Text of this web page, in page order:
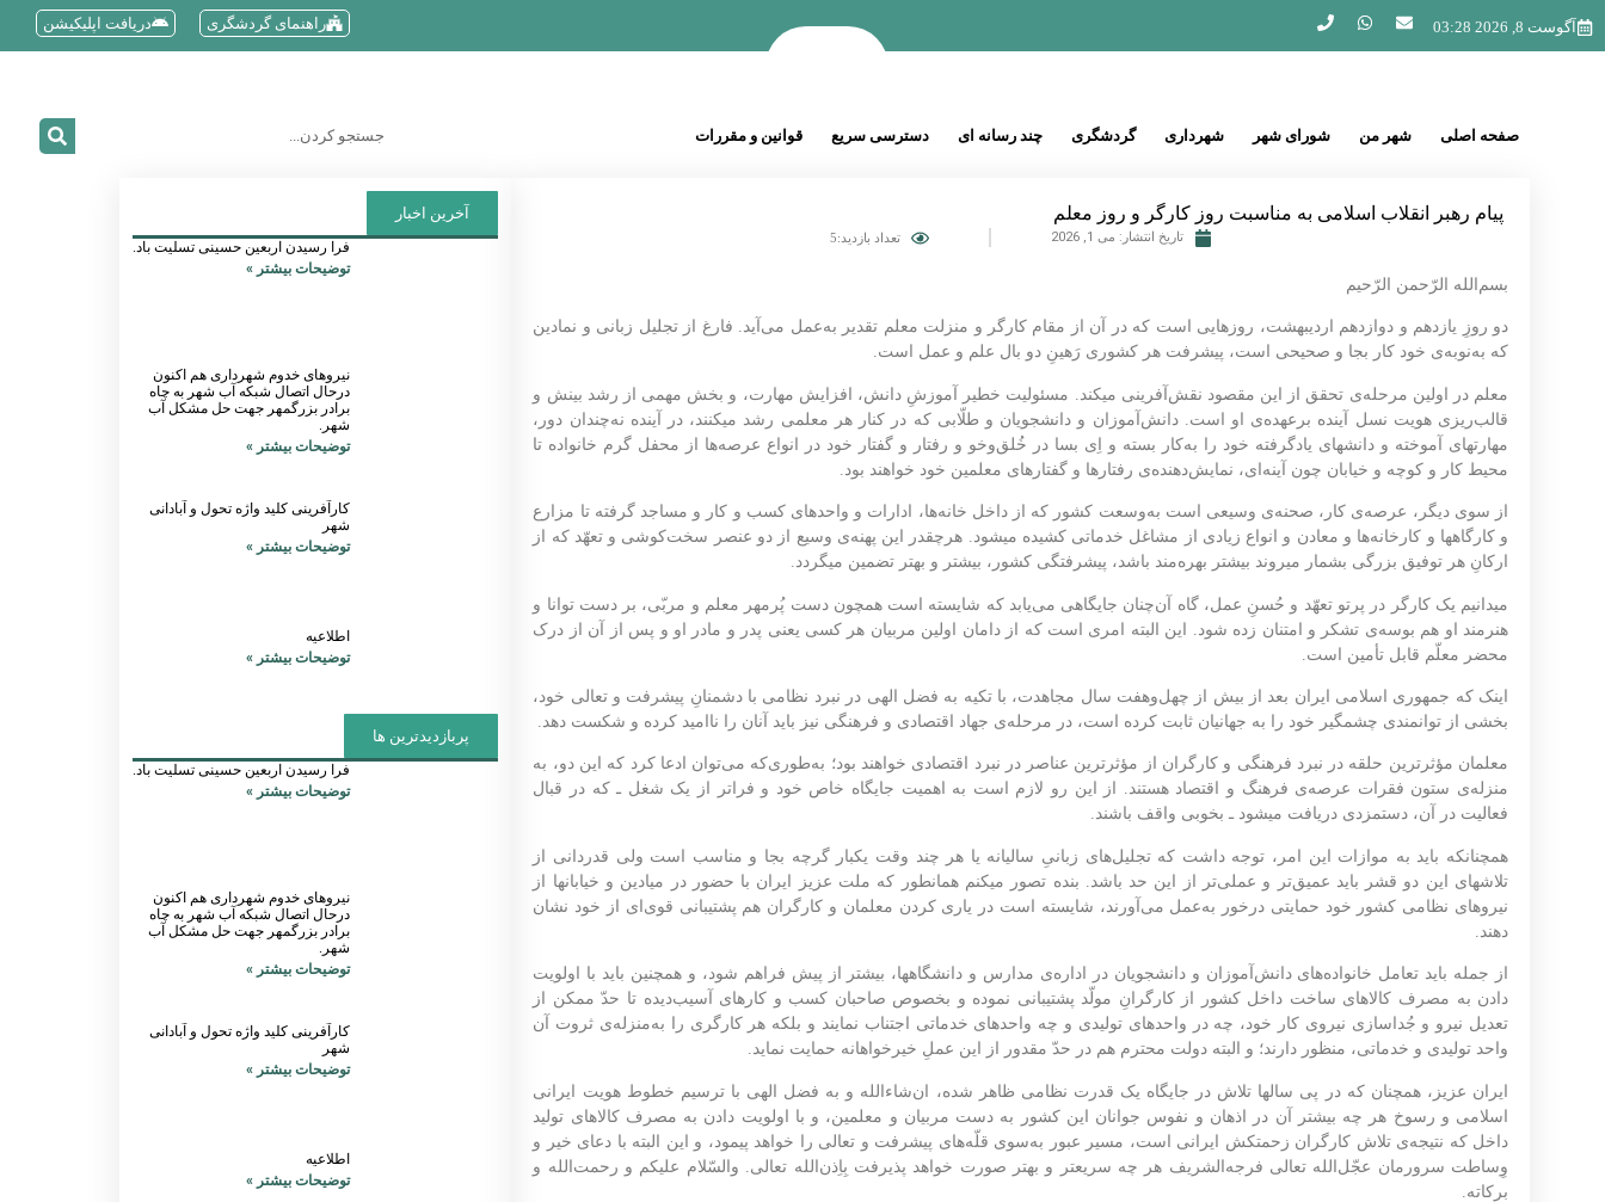
آگوست 8, 2026 03:28 راهنمای گردشگری دریافت اپلیکیشن
صفحه اصلی شهر من شورای شهر شهرداری گردشگری چند رسانه ای دسترسی سریع قوانین و مقررات
پیام رهبر انقلاب اسلامی به مناسبت روز کارگر و روز معلم
تاریخ انتشار: می 1, 2026 تعداد بازدید:5
بسم‌الله الرّحمن الرّحیم
دو روزِ یازدهم و دوازدهم اردیبهشت، روزهایی است که در آن از مقام کارگر و منزلت معلم تقدیر به‌عمل می‌آید. فارغ از تجلیل زبانی و نمادین
که به‌نوبه‌ی خود کار بجا و صحیحی است، پیشرفت هر کشوری رَهینِ دو بال علم و عمل است.
معلم در اولین مرحله‌ی تحقق از این مقصود نقش‌آفرینی میکند. مسئولیت خطیر آموزشِ دانش، افزایش مهارت، و بخش مهمی از رشد بینش و
قالب‌ریزی هویت نسل آینده برعهده‌ی او است. دانش‌آموزان و دانشجویان و طلّابی که در کنار هر معلمی رشد میکنند، در آینده نه‌چندان دور،
مهارتهای آموخته و دانشهای یادگرفته خود را به‌کار بسته و اِی بسا در خُلق‌وخو و رفتار و گفتار خود در انواع عرصه‌ها از محفل گرم خانواده تا
محیط کار و کوچه و خیابان چون آینه‌ای، نمایش‌دهنده‌ی رفتارها و گفتارهای معلمین خود خواهند بود.
از سوی دیگر، عرصه‌ی کار، صحنه‌ی وسیعی است به‌وسعت کشور که از داخل خانه‌ها، ادارات و واحدهای کسب و کار و مساجد گرفته تا مزارع
و کارگاهها و کارخانه‌ها و معادن و انواع زیادی از مشاغل خدماتی کشیده میشود. هرچقدر این پهنه‌ی وسیع از دو عنصر سخت‌کوشی و تعهّد که از
ارکانِ هر توفیق بزرگی بشمار میروند بیشتر بهره‌مند باشد، پیشرفتگی کشور، بیشتر و بهتر تضمین میگردد.
میدانیم یک کارگر در پرتو تعهّد و حُسنِ عمل، گاه آن‌چنان جایگاهی می‌یابد که شایسته است همچون دست پُرمهر معلم و مربّی، بر دست توانا و
هنرمند او هم بوسه‌ی تشکر و امتنان زده شود. این البته امری است که از دامان اولین مربیان هر کسی یعنی پدر و مادر او و پس از آن از درک
محضر معلّم قابل تأمین است.
اینک که جمهوری اسلامی ایران بعد از بیش از چهل‌وهفت سال مجاهدت، با تکیه به فضل الهی در نبرد نظامی با دشمنانِ پیشرفت و تعالی خود،
بخشی از توانمندی چشمگیر خود را به جهانیان ثابت کرده است، در مرحله‌ی جهاد اقتصادی و فرهنگی نیز باید آنان را ناامید کرده و شکست دهد.
معلمان مؤثرترین حلقه در نبرد فرهنگی و کارگران از مؤثرترین عناصر در نبرد اقتصادی خواهند بود؛ به‌طوری‌که می‌توان ادعا کرد که این دو، به
منزله‌ی ستون فقرات عرصه‌ی فرهنگ و اقتصاد هستند. از این رو لازم است به اهمیت جایگاه خاص خود و فراتر از یک شغل ـ که در قبال
فعالیت در آن، دستمزدی دریافت میشود ـ بخوبی واقف باشند.
همچنانکه باید به موازات این امر، توجه داشت که تجلیل‌های زبانیِ سالیانه یا هر چند وقت یکبار گرچه بجا و مناسب است ولی قدردانی از
تلاشهای این دو قشر باید عمیق‌تر و عملی‌تر از این حد باشد. بنده تصور میکنم همانطور که ملت عزیز ایران با حضور در میادین و خیابانها از
نیروهای نظامی کشور خود حمایتی درخور به‌عمل می‌آورند، شایسته است در یاری کردن معلمان و کارگران هم پشتیبانی قوی‌ای از خود نشان
دهند.
از جمله باید تعامل خانواده‌های دانش‌آموزان و دانشجویان در اداره‌ی مدارس و دانشگاهها، بیشتر از پیش فراهم شود، و همچنین باید با اولویت
دادن به مصرف کالاهای ساخت داخل کشور از کارگرانِ مولّد پشتیبانی نموده و بخصوص صاحبان کسب و کارهای آسیب‌دیده تا حدّ ممکن از
تعدیل نیرو و جُداسازی نیروی کار خود، چه در واحدهای تولیدی و چه واحدهای خدماتی اجتناب نمایند و بلکه هر کارگری را به‌‌منزله‌ی ثروت آن
واحد تولیدی و خدماتی، منظور دارند؛ و البته دولت محترم هم در حدّ مقدور از این عملِ خیرخواهانه حمایت نماید.
ایران عزیز، همچنان که در پی سالها تلاش در جایگاه یک قدرت نظامی ظاهر شده، ان‌شاءالله و به فضل الهی با ترسیم خطوط هویت ایرانی
اسلامی و رسوخ هر چه بیشتر آن در اذهان و نفوس جوانان این کشور به دست مربیان و معلمین، و با اولویت دادن به مصرف کالاهای تولید
داخل که نتیجه‌ی تلاش کارگران زحمتکش ایرانی است، مسیر عبور به‌سوی قلّه‌های پیشرفت و تعالی را خواهد پیمود، و این البته با دعای خیر و
وِساطت سرورمان عجّل‌‌الله‌ تعالی فرجه‌الشریف هر چه سریعتر و بهتر صورت خواهد پذیرفت بِاِذن‌الله تعالی. والسّلام علیکم و رحمت‌الله و
برکاته.
آخرین اخبار
فرا رسیدن اربعین حسینی تسلیت باد.
توضیحات بیشتر »
نیروهای خدوم شهرداری هم اکنون
درحال اتصال شبکه آب شهر به چاه
برادر بزرگمهر جهت حل مشکل آب
شهر.
توضیحات بیشتر »
کارآفرینی کلید واژه تحول و آبادانی
شهر
توضیحات بیشتر »
اطلاعیه
توضیحات بیشتر »
پربازدیدترین ها
فرا رسیدن اربعین حسینی تسلیت باد.
توضیحات بیشتر »
نیروهای خدوم شهرداری هم اکنون
درحال اتصال شبکه آب شهر به چاه
برادر بزرگمهر جهت حل مشکل آب
شهر.
توضیحات بیشتر »
کارآفرینی کلید واژه تحول و آبادانی
شهر
توضیحات بیشتر »
اطلاعیه
توضیحات بیشتر »